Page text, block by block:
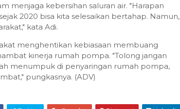
menjaga kebersihan saluran air. "Harapan
2020 bisa kita selesaikan bertahap. Namun,
kata Adi.
menghentikan kebiasaan membuang
kinerja rumah pompa. "Tolong jangan
menumpuk di penyaringan rumah pompa,
pungkasnya. (ADV)